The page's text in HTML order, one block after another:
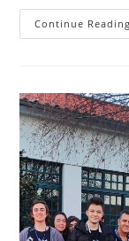
Continue Reading